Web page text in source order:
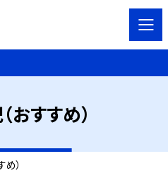
おすすめ）
）